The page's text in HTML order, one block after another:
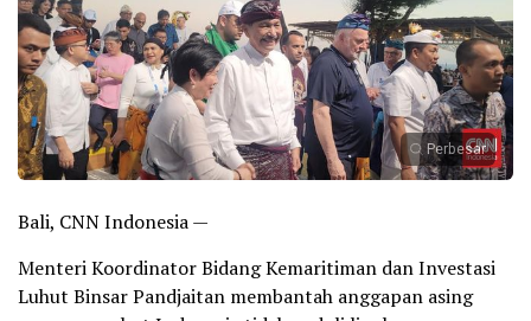
Perbesar
Bali, CNN Indonesia —
Menteri Koordinator Bidang Kemaritiman dan Investasi
Luhut Binsar Pandjaitan membantah anggapan asing